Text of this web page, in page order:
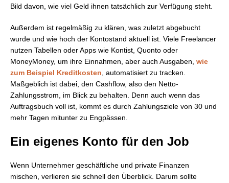
Bild davon, wie viel Geld ihnen tatsächlich zur Verfügung steht.
Außerdem ist regelmäßig zu klären, was zuletzt abgebucht
wurde und wie hoch der Kontostand aktuell ist. Viele Freelancer
nutzen Tabellen oder Apps wie Kontist, Quonto oder
MoneyMoney, um ihre Einnahmen, aber auch Ausgaben, wie
zum Beispiel Kreditkosten , automatisiert zu tracken.
Maßgeblich ist dabei, den Cashflow, also den Netto-
Zahlungsstrom, im Blick zu behalten. Denn auch wenn das
Auftragsbuch voll ist, kommt es durch Zahlungsziele von 30 und
mehr Tagen mitunter zu Engpässen.
Ein eigenes Konto für den Job
Wenn Unternehmer geschäftliche und private Finanzen
mischen, verlieren sie schnell den Überblick. Darum sollte